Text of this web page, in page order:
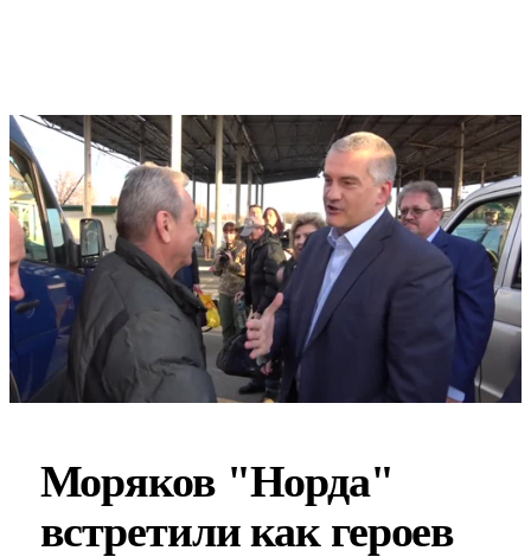
Моряков "Норда"
встретили как героев